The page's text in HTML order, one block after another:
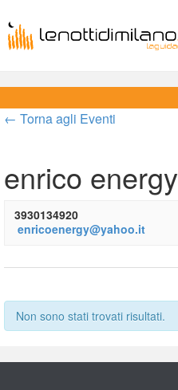
← Torna agli Eventi
enrico energy
3930134920
enricoenergy@yahoo.it
Non sono stati trovati risultati.